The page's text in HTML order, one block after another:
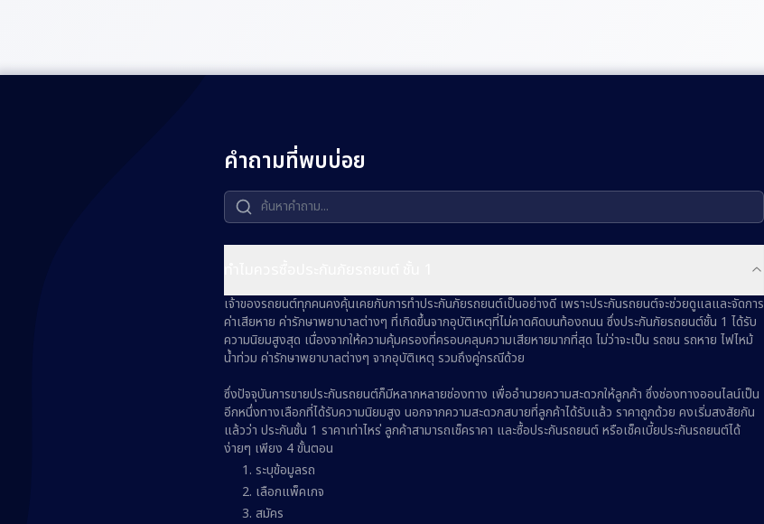
คำถามที่พบบ่อย
เจ้าของรถยนต์ทุกคนคงคุ้นเคยกับการทำประกันภัยรถยนต์เป็นอย่างดี เพราะประกันรถยนต์จะช่วยดูแลและจัดการ
ค่าเสียหาย ค่ารักษาพยาบาลต่างๆ ที่เกิดขึ้นจากอุบัติเหตุที่ไม่คาดคิดบนท้องถนน ซึ่งประกันภัยรถยนต์ชั้น 1 ได้รับ
ความนิยมสูงสุด เนื่องจากให้ความคุ้มครองที่ครอบคลุมความเสียหายมากที่สุด ไม่ว่าจะเป็น รถชน รถหาย ไฟไหม้
น้ำท่วม ค่ารักษาพยาบาลต่างๆ จากอุบัติเหตุ รวมถึงคู่กรณีด้วย
ซึ่งปัจจุบันการขายประกันรถยนต์ก็มีหลากหลายช่องทาง เพื่ออำนวยความสะดวกให้ลูกค้า ซึ่งช่องทางออนไลน์เป็น
อีกหนึ่งทางเลือกที่ได้รับความนิยมสูง นอกจากความสะดวกสบายที่ลูกค้าได้รับแล้ว ราคาถูกด้วย คงเริ่มสงสัยกัน
แล้วว่า ประกันชั้น 1 ราคาเท่าไหร่ ลูกค้าสามารถเช็คราคา และซื้อประกันรถยนต์ หรือเช็คเบี้ยประกันรถยนต์ได้
ง่ายๆ เพียง 4 ขั้นตอน
ระบุข้อมูลรถ
เลือกแพ็คเกจ
สมัคร